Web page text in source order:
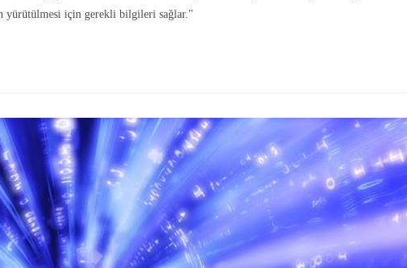
yürütülmesi için gerekli bilgileri sağlar."